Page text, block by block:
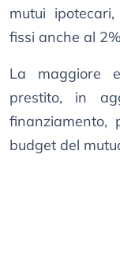
mutui
fissi anche al
La maggiore
prestito, in
finanziamento,
budget del